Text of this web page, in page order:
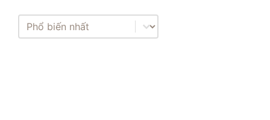
Sắp xếp theo
Sắp xếp theo